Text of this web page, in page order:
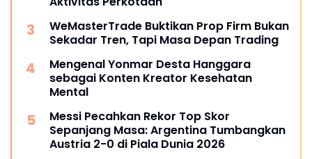
WeMasterTrade Buktikan Prop Firm Bukan
Sekadar Tren, Tapi Masa Depan Trading
Mengenal Yonmar Desta Hanggara
sebagai Konten Kreator Kesehatan
Mental
Messi Pecahkan Rekor Top Skor
Sepanjang Masa: Argentina Tumbangkan
Austria 2-0 di Piala Dunia 2026